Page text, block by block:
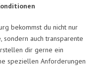
bekommst du nicht nur
sondern auch transparente
dir gerne ein
speziellen Anforderungen